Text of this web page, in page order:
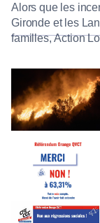
Alors que les
Gironde et les
familles, Action
Fidèle à sa
immédiatement
personnalisé,
premières